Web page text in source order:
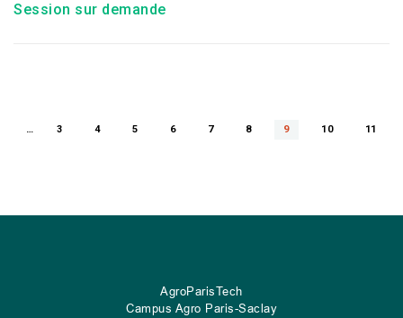
Session sur demande
… 3 4 5 6 7 8 9 10 11
AgroParisTech
Campus Agro Paris-Saclay